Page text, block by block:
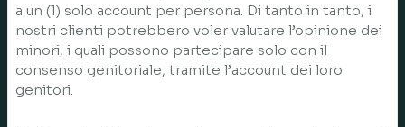
a un (1) solo account per persona. Di tanto in tanto, i
nostri clienti potrebbero voler valutare l’opinione dei
minori, i quali possono partecipare solo con il
consenso genitoriale, tramite l’account dei loro
genitori.